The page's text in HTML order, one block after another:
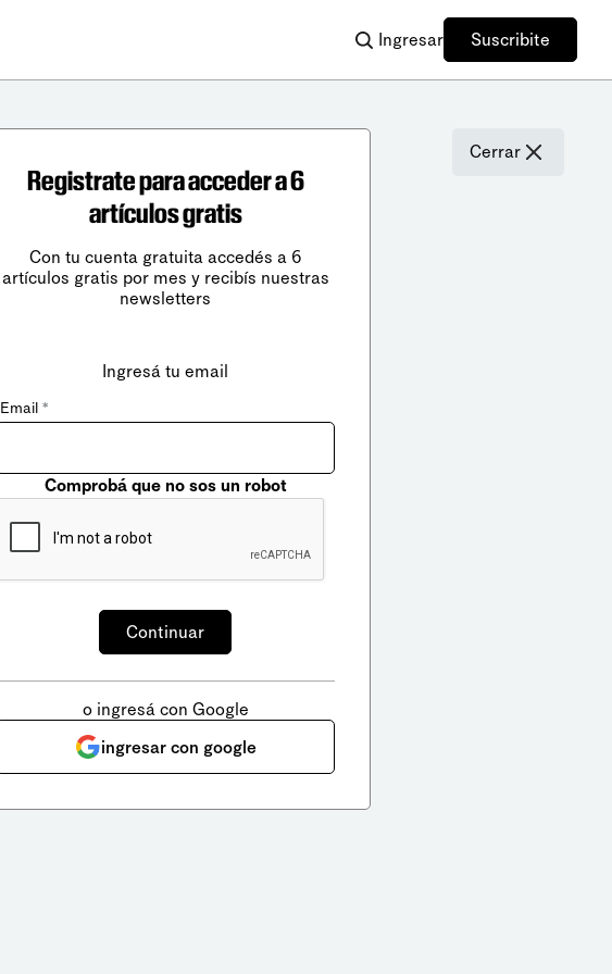
Ingresar Suscribite
Cerrar
Registrate para acceder a 6
artículos gratis
Con tu cuenta gratuita accedés a 6
artículos gratis por mes y recibís nuestras
newsletters
Ingresá tu email
Email *
Comprobá que no sos un robot
o ingresá con Google
ingresar con google